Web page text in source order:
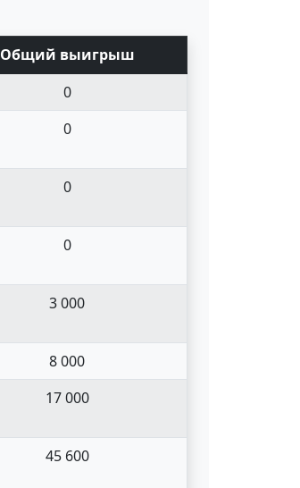
Общий выигрыш
0
0
0
0
3 000
8 000
17 000
45 600